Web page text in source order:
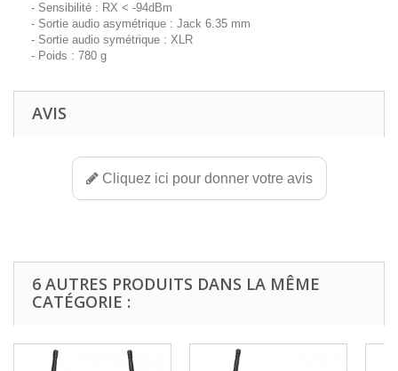
- Sensibilité : RX < -94dBm
- Sortie audio asymétrique : Jack 6.35 mm
- Sortie audio symétrique : XLR
- Poids : 780 g
AVIS
Cliquez ici pour donner votre avis
6 AUTRES PRODUITS DANS LA MÊME
CATÉGORIE :